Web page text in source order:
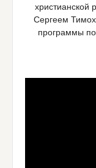
христианской
Сергеем
программы по